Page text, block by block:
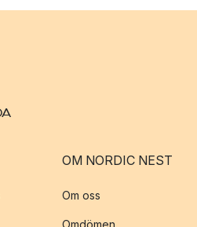
OM NORDIC NEST
Om oss
Omdömen